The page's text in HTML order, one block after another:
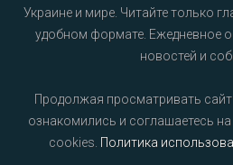
Украине и мире. Читайте только
удобном формате. Ежедневное
новостей и
Продолжая просматривать
ознакомились и соглашаетесь
cookies. Политика